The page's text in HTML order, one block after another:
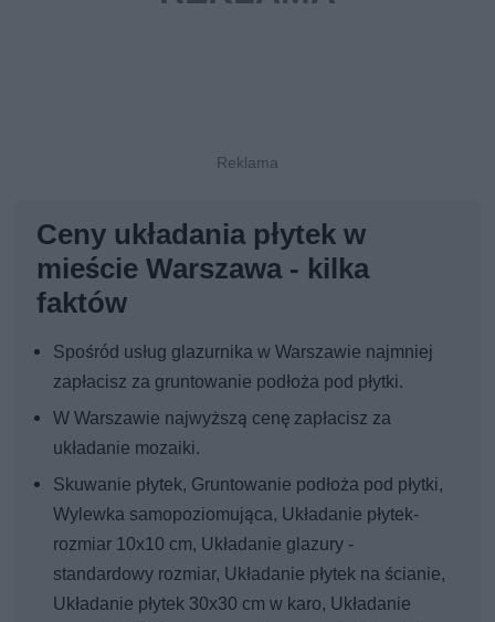
Ceny układania płytek w
mieście Warszawa - kilka
faktów
Spośród usług glazurnika w Warszawie najmniej
zapłacisz za gruntowanie podłoża pod płytki.
W Warszawie najwyższą cenę zapłacisz za
układanie mozaiki.
Skuwanie płytek, Gruntowanie podłoża pod płytki,
Wylewka samopoziomująca, Układanie płytek-
rozmiar 10x10 cm, Układanie glazury -
standardowy rozmiar, Układanie płytek na ścianie,
Układanie płytek 30x30 cm w karo, Układanie